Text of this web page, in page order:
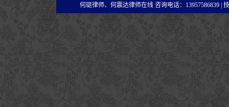
何珽律师、何震达律师在线 咨询电话：13957586839 |